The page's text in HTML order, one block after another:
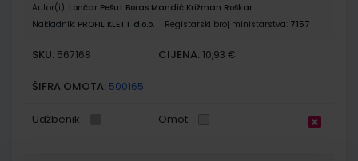
Autor(i): Lončar Pešut Boras Mandić Križman Roškar
Nakladnik: PROFIL KLETT d.o.o. Registarski broj ministarstva: 7157
SKU: 567168 CIJENA: 10,93 €
ŠIFRA OMOTA: 500165
Udžbenik Omot